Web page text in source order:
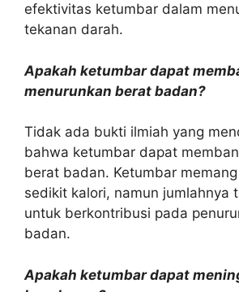
efektivitas ketumbar dalam
tekanan darah.
Apakah ketumbar dapat
menurunkan berat badan?
Tidak ada bukti ilmiah yang
bahwa ketumbar dapat
berat badan. Ketumbar
sedikit kalori, namun jumlahnya
untuk berkontribusi pada
badan.
Apakah ketumbar dapat